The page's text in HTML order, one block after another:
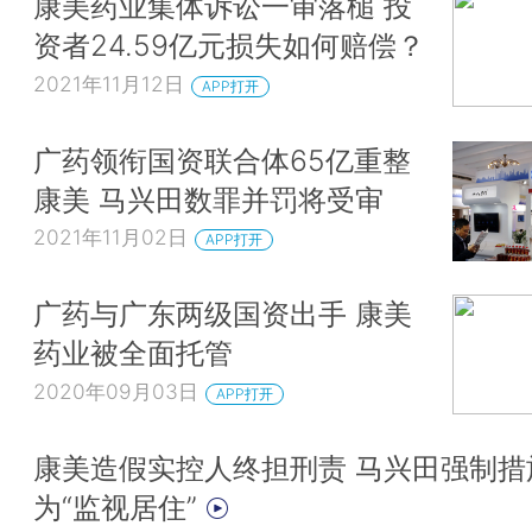
资者24.59亿元损失如何赔偿？
2021年11月12日 APP打开
广药领衔国资联合体65亿重整
康美 马兴田数罪并罚将受审
2021年11月02日 APP打开
广药与广东两级国资出手 康美
药业被全面托管
2020年09月03日 APP打开
康美造假实控人终担刑责 马兴田强制
为“监视居住”